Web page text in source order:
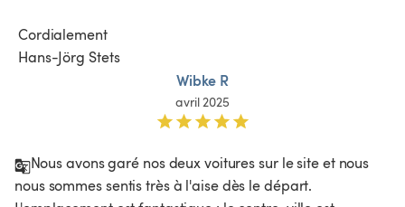
Hans-Jörg Stets
Wibke R
avril 2025
Nous avons garé nos deux voitures sur le site et nous
nous sommes sentis très à l'aise dès le départ.